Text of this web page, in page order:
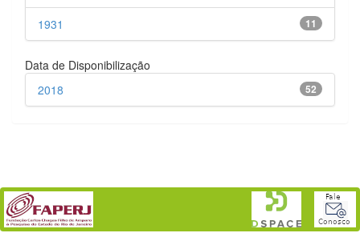
11
1931
Data de Disponibilização
52
2018